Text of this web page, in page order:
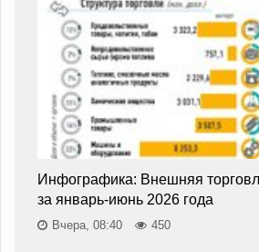
Инфографика: Внешняя
за январь-июнь 2026 года
Вчера, 08:40 450